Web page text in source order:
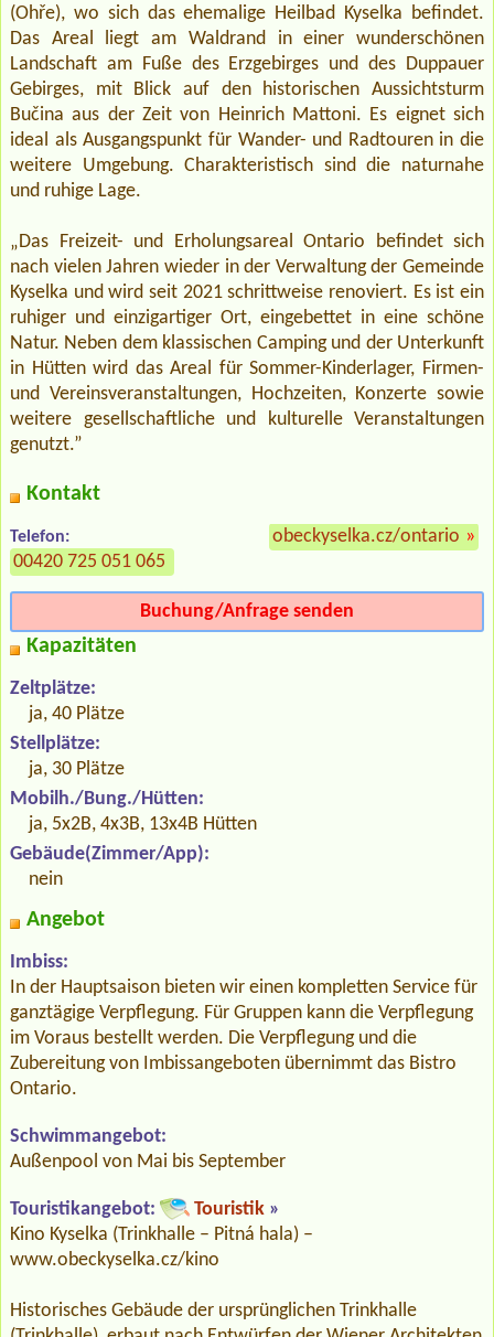
(Ohře), wo sich das ehemalige Heilbad Kyselka befindet.
Das Areal liegt am Waldrand in einer wunderschönen
Landschaft am Fuße des Erzgebirges und des Duppauer
Gebirges, mit Blick auf den historischen Aussichtsturm
Bučina aus der Zeit von Heinrich Mattoni. Es eignet sich
ideal als Ausgangspunkt für Wander- und Radtouren in die
weitere Umgebung. Charakteristisch sind die naturnahe
und ruhige Lage.
„Das Freizeit- und Erholungsareal Ontario befindet sich
nach vielen Jahren wieder in der Verwaltung der Gemeinde
Kyselka und wird seit 2021 schrittweise renoviert. Es ist ein
ruhiger und einzigartiger Ort, eingebettet in eine schöne
Natur. Neben dem klassischen Camping und der Unterkunft
in Hütten wird das Areal für Sommer-Kinderlager, Firmen-
und Vereinsveranstaltungen, Hochzeiten, Konzerte sowie
weitere gesellschaftliche und kulturelle Veranstaltungen
genutzt.”
Kontakt
Telefon:
00420 725 051 065
obeckyselka.cz/ontario »
Buchung/Anfrage senden
Kapazitäten
Zeltplätze:
ja, 40 Plätze
Stellplätze:
ja, 30 Plätze
Mobilh./Bung./Hütten:
ja, 5x2B, 4x3B, 13x4B Hütten
Gebäude(Zimmer/App):
nein
Angebot
Imbiss:
In der Hauptsaison bieten wir einen kompletten Service für
ganztägige Verpflegung. Für Gruppen kann die Verpflegung
im Voraus bestellt werden. Die Verpflegung und die
Zubereitung von Imbissangeboten übernimmt das Bistro
Ontario.
Schwimmangebot:
Außenpool von Mai bis September
Touristikangebot: Touristik »
Kino Kyselka (Trinkhalle – Pitná hala) –
www.obeckyselka.cz/kino
Historisches Gebäude der ursprünglichen Trinkhalle